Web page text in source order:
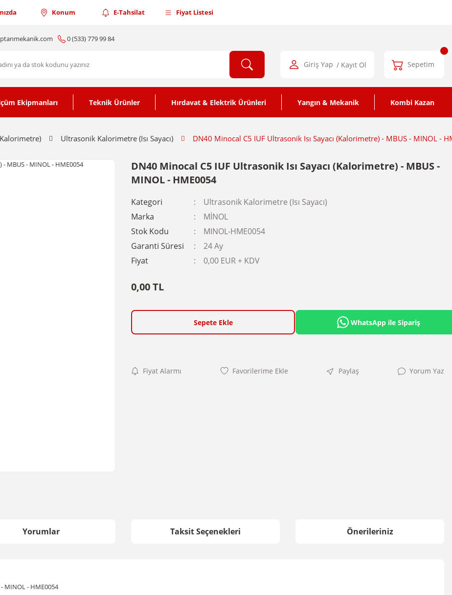
Konum E-Tahsilat Fiyat Listesi
0 (533) 779 99 84
Giriş Yap / Kayıt Ol Sepetim
Ekipmanları Teknik Ürünler Hırdavat & Elektrik Ürünleri Yangın & Mekanik Kombi Kazan
Ultrasonik Kalorimetre (Isı Sayacı) DN40 Minocal C5 IUF Ultrasonik Isı Sayacı (Kalorimetre) - MBUS - MINOL -
DN40 Minocal C5 IUF Ultrasonik Isı Sayacı (Kalorimetre) - MBUS -
MINOL - HME0054
Kategori
Ultrasonik Kalorimetre (Isı Sayacı)
Marka
MİNOL
Stok Kodu
MINOL-HME0054
Garanti Süresi
24 Ay
Fiyat
0,00 EUR + KDV
0,00 TL
Sepete Ekle WhatsApp ile Sipariş
Fiyat Alarmı Paylaş Yorum Yaz
Yorumlar Taksit Seçenekleri Önerileriniz
MINOL - HME0054